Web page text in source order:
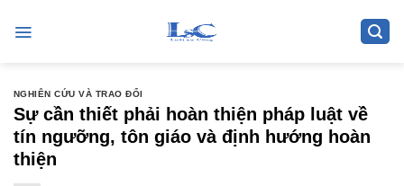
NGHIÊN CỨU VÀ TRAO ĐỔI
Sự cần thiết phải hoàn thiện pháp luật về
tín ngưỡng, tôn giáo và định hướng hoàn
thiện